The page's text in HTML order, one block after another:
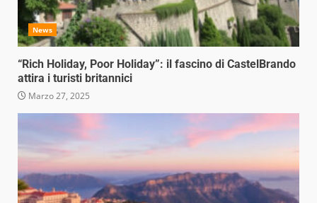
News
“Rich Holiday, Poor Holiday”: il fascino di CastelBrando
attira i turisti britannici
Marzo 27, 2025